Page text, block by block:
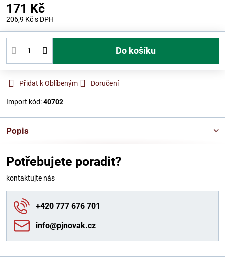
171 Kč
206,9 Kčs DPH
Do košíku
Přidat k Oblíbeným Doručení
Import kód:40702
Popis
Potřebujete poradit?
kontaktujte nás
+420 777 676 701
info​@pjnovak​.cz